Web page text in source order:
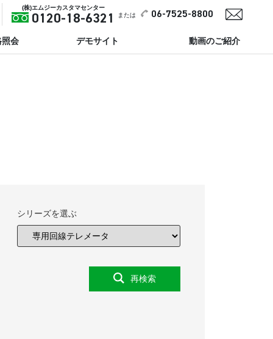
(株)エムジーカスタマセンター
0120-18-6321 または 06-7525-8800
照会 デモサイト 動画のご紹介
シリーズを選ぶ
再検索